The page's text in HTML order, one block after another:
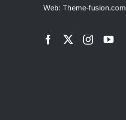
Web: Theme-fusion.com